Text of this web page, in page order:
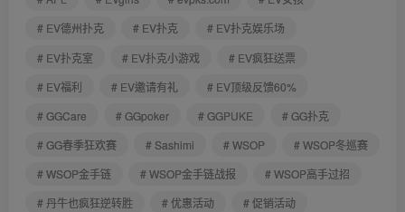
# EV德州扑克
# EV扑克
# EV扑克娱乐场
# EV扑克室
# EV扑克小游戏
# EV疯狂送票
# EV福利
# EV邀请有礼
# EV顶级反馈60%
# GGCare
# GGpoker # GGPUKE
# GG扑克
# GG春季狂欢赛
# Sashimi # WSOP
# WSOP冬巡赛
# WSOP金手链
# WSOP金手链战报
# WSOP高手过招
# 丹牛也疯狂逆转胜
# 优惠活动
# 促销活动